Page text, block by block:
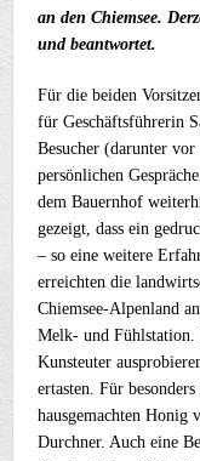
an den Chiemsee.
und beantwortet.
Für die beiden
für Geschäftsführerin
Besucher (darunter
persönlichen
dem Bauernhof
gezeigt, dass ein
– so eine weitere
erreichten die
Chiemsee-Alpenland
Melk- und Fühlstation.
Kunsteuter
ertasten. Für
hausgemachten Honig
Durchner. Auch eine